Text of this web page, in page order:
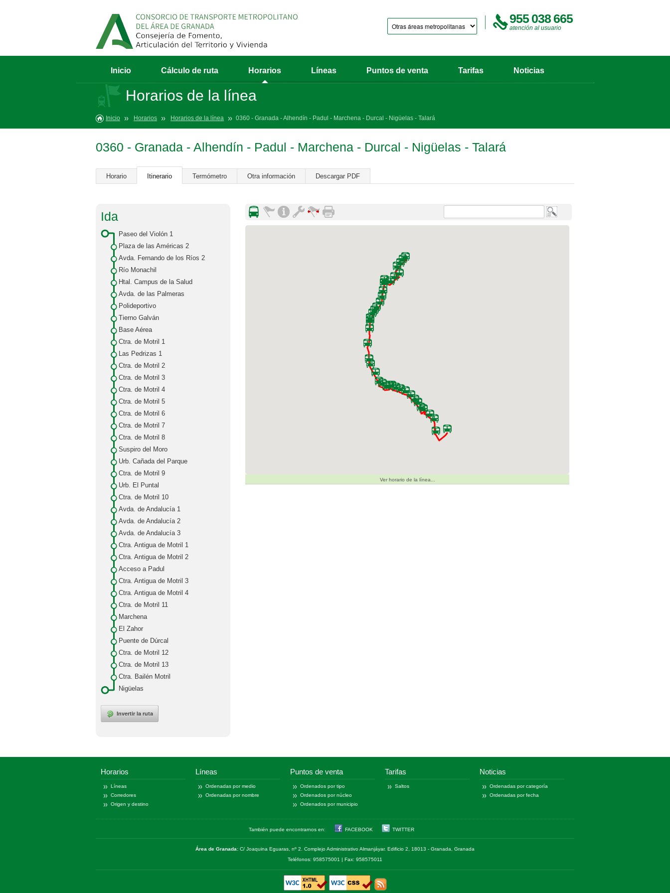
955 038 665
atención al usuario
Inicio Cálculo de ruta Horarios Líneas Puntos de venta Tarifas Noticias
Horarios de la línea
Inicio Horarios Horarios de la línea 0360 - Granada - Alhendín - Padul - Marchena - Durcal - Nigüelas - Talará
0360 - Granada - Alhendín - Padul - Marchena - Durcal - Nigüelas - Talará
Horario Itinerario Termómetro Otra información Descargar PDF
Ida
Paseo del Violón 1
Plaza de las Américas 2
Avda. Fernando de los Ríos 2
Río Monachil
Htal. Campus de la Salud
Avda. de las Palmeras
Polideportivo
Tierno Galván
Base Aérea
Ctra. de Motril 1
Las Pedrizas 1
Ctra. de Motril 2
Ctra. de Motril 3
Ctra. de Motril 4
Ctra. de Motril 5
Ctra. de Motril 6
Ctra. de Motril 7
Ctra. de Motril 8
Suspiro del Moro
Urb. Cañada del Parque
Ctra. de Motril 9
Urb. El Puntal
Ctra. de Motril 10
Avda. de Andalucía 1
Avda. de Andalucía 2
Avda. de Andalucía 3
Ctra. Antigua de Motril 1
Ctra. Antigua de Motril 2
Acceso a Padul
Ctra. Antigua de Motril 3
Ctra. Antigua de Motril 4
Ctra. de Motril 11
Marchena
El Zahor
Puente de Dúrcal
Ctra. de Motril 12
Ctra. de Motril 13
Ctra. Bailén Motril
Nigüelas
Invertir la ruta
Horarios
Líneas
Corredores
Origen y destino
Líneas
Ordenadas por medio
Ordenadas por nombre
Puntos de venta
Ordenados por tipo
Ordenados por núcleo
Ordenados por municipio
Tarifas
Saltos
Noticias
Ordenadas por categoría
Ordenadas por fecha
También puede encontrarnos en: FACEBOOK TWITTER
Área de Granada: C/ Joaquina Eguaras, nº 2. Complejo Administrativo Almanjáyar. Edificio 2, 18013 - Granada, Granada
Teléfonos: 958575001 | Fax: 958575011